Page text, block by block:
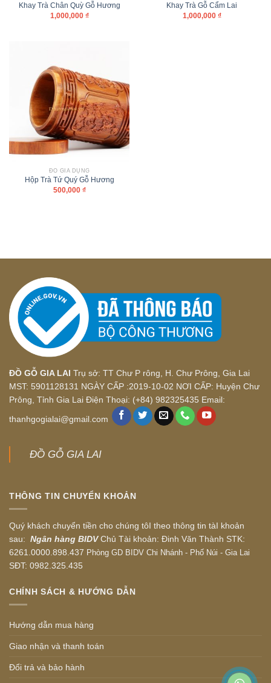
Khay Trà Chân Quỳ Gỗ Hương
1,000,000 ₫
Khay Trà Gỗ Cẩm Lai
1,000,000 ₫
ĐỒ GIA DỤNG
Hộp Trà Tứ Quý Gỗ Hương
500,000 ₫
ĐỒ GỖ GIA LAI Trụ sở: TT Chư P rông, H. Chư Prông, Gia Lai
MST: 5901128131 NGÀY CẤP :2019-10-02 NƠI CẤP: Huyện Chư
Prông, Tỉnh Gia Lai Điện Thoại: (+84) 982325435 Email:
thanhgogialai@gmail.com
ĐỒ GỖ GIA LAI
THÔNG TIN CHUYỂN KHOẢN
Quý khách chuyển tiền cho chúng tôI theo thông tin tàI khoản
sau: Ngân hàng BIDVChủ Tài khoản: Đinh Văn Thành STK:
6261.0000.898.437 Phòng GD BIDV Chi Nhánh - Phố Núi - Gia Lai
SĐT: 0982.325.435
CHÍNH SÁCH & HƯỚNG DẪN
Hướng dẫn mua hàng
Giao nhận và thanh toán
Đổi trả và bảo hành